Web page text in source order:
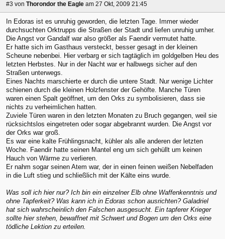
#3 von Thorondor the Eagle am 27 Okt, 2009 21:45
In Edoras ist es unruhig geworden, die letzten Tage. Immer wieder
durchsuchten Orktrupps die Straßen der Stadt und liefen unruhig umher.
Die Angst vor Gandalf war also größer als Faendir vermutet hatte.
Er hatte sich im Gasthaus versteckt, besser gesagt in der kleinen
Scheune nebenbei. Hier verbarg er sich tagtäglich im goldgelben Heu des
letzten Herbstes. Nur in der Nacht war er halbwegs sicher auf den
Straßen unterwegs.
Eines Nachts marschierte er durch die untere Stadt. Nur wenige Lichter
schienen durch die kleinen Holzfenster der Gehöfte. Manche Türen
waren einen Spalt geöffnet, um den Orks zu symbolisieren, dass sie
nichts zu verheimlichen hatten.
Zuviele Türen waren in den letzten Monaten zu Bruch gegangen, weil sie
rücksichtslos eingetreten oder sogar abgebrannt wurden. Die Angst vor
der Orks war groß.
Es war eine kalte Frühlingsnacht, kühler als alle anderen der letzten
Woche. Faendir hatte seinen Mantel eng um sich gehüllt um keinen
Hauch von Wärme zu verlieren.
Er nahm sogar seinen Atem war, der in einen feinen weißen Nebelfaden
in die Luft stieg und schließlich mit der Kälte eins wurde.
Was soll ich hier nur? Ich bin ein einzelner Elb ohne Waffenkenntnis und
ohne Tapferkeit? Was kann ich in Edoras schon ausrichten? Galadriel
hat sich wahrscheinlich den Falschen ausgesucht. Ein tapferer Krieger
sollte hier stehen, bewaffnet mit Schwert und Bogen um den Orks eine
tödliche Lektion zu erteilen.